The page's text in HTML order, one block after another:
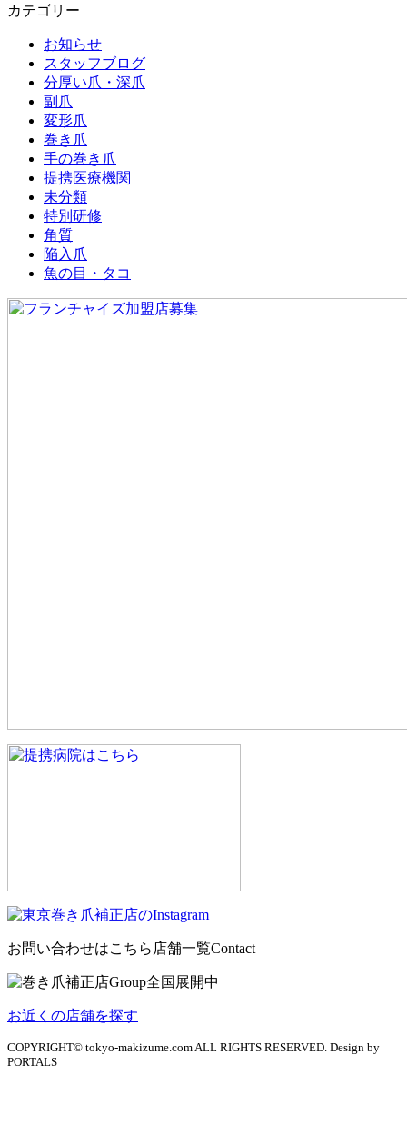
カテゴリー
お知らせ
スタッフブログ
分厚い爪・深爪
副爪
変形爪
巻き爪
手の巻き爪
提携医療機関
未分類
特別研修
角質
陥入爪
魚の目・タコ
お問い合わせはこちら 店舗一覧Contact
お近くの店舗を探す
COPYRIGHT© tokyo-makizume.com ALL RIGHTS RESERVED. Design by
PORTALS